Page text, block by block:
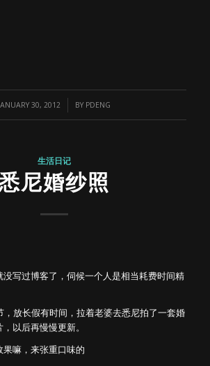
30, 2012
/ BY PDENG
生活日记
尼婚纱照
没写过博客了，伺候一个人是相当耗费时间精
，放长假有时间，拉着老婆去悉尼拍了一套婚
以后再慢慢更新。
果嘛，来张重口味的